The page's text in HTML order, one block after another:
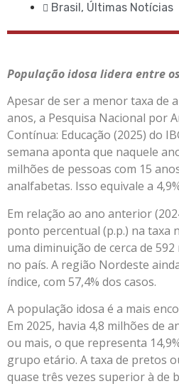
Brasil, Últimas Notícias
População idosa lidera entre
Apesar de ser a menor taxa de
anos, a Pesquisa Nacional por
Contínua: Educação (2025) do
semana aponta que naquele
milhões de pessoas com 15
analfabetas. Isso equivale a
Em relação ao ano anterior
ponto percentual (p.p.) na taxa
uma diminuição de cerca de
no país. A região Nordeste
índice, com 57,4% dos casos.
A população idosa é a mais
Em 2025, havia 4,8 milhões de
ou mais, o que representa
grupo etário. A taxa de pretos
quase três vezes superior à de